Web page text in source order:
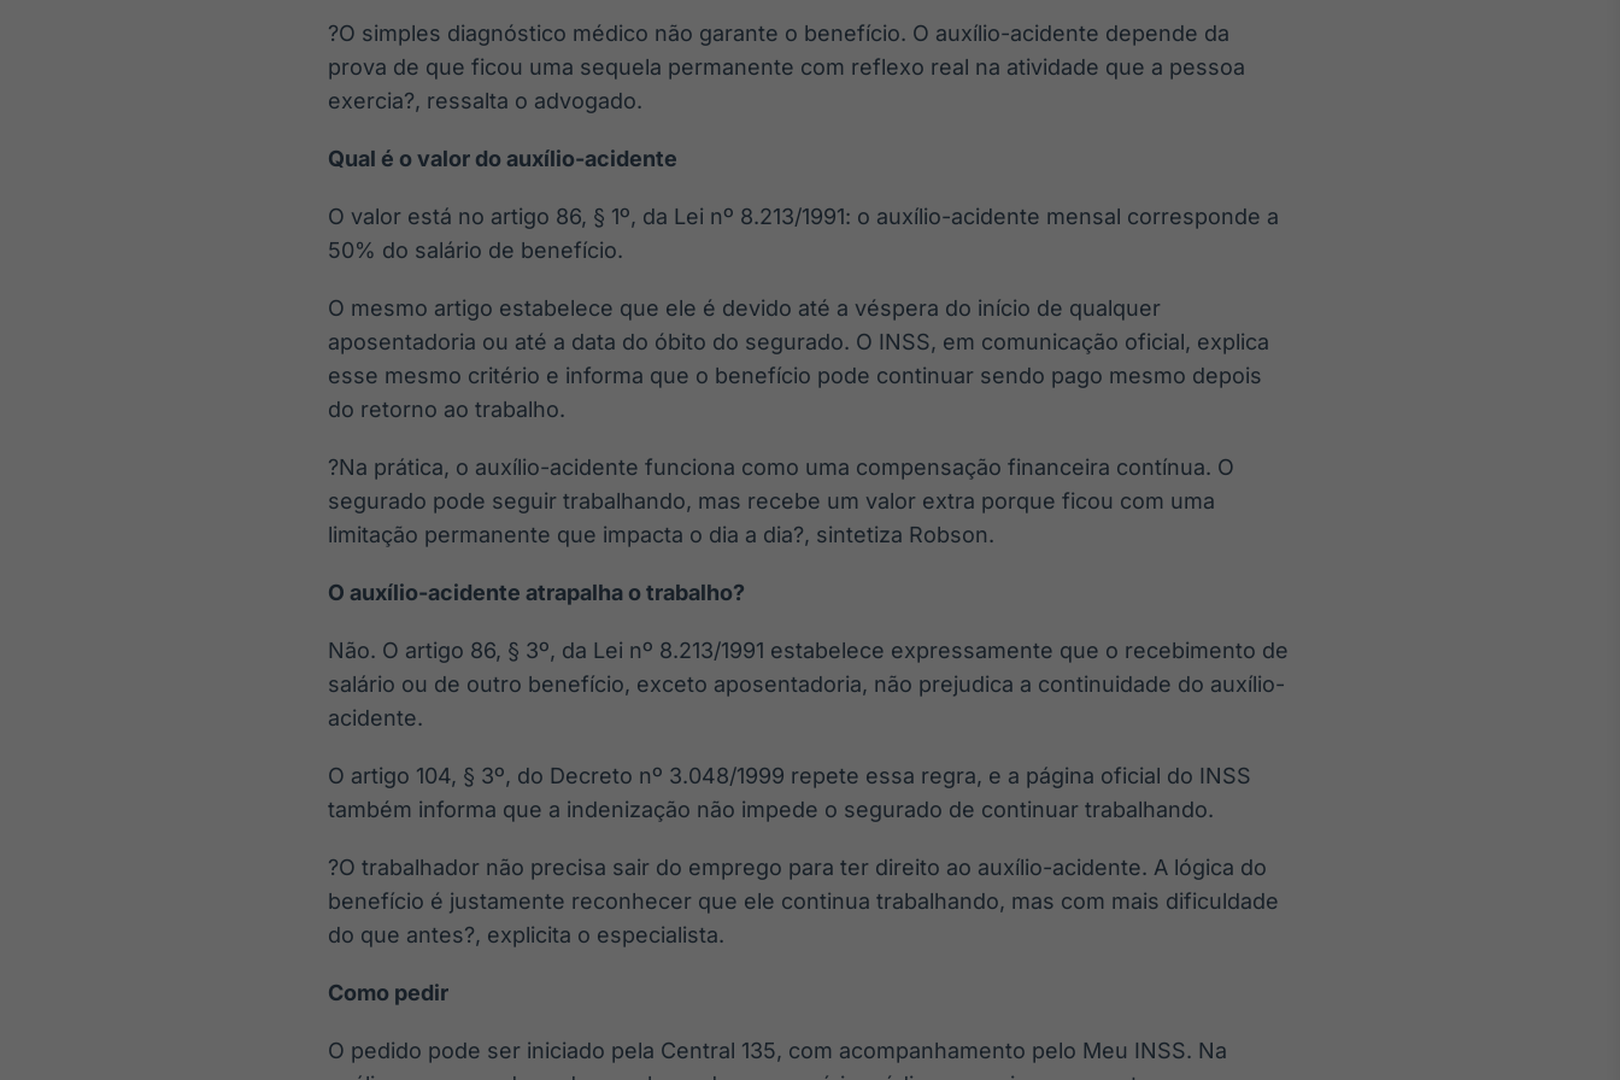
?O simples diagnóstico médico não garante o benefício. O auxílio-acidente depende da
prova de que ficou uma sequela permanente com reflexo real na atividade que a pessoa
exercia?, ressalta o advogado.
Qual é o valor do auxílio-acidente
O valor está no artigo 86, § 1º, da Lei nº 8.213/1991: o auxílio-acidente mensal corresponde a
50% do salário de benefício.
O mesmo artigo estabelece que ele é devido até a véspera do início de qualquer
aposentadoria ou até a data do óbito do segurado. O INSS, em comunicação oficial, explica
esse mesmo critério e informa que o benefício pode continuar sendo pago mesmo depois
do retorno ao trabalho.
?Na prática, o auxílio-acidente funciona como uma compensação financeira contínua. O
segurado pode seguir trabalhando, mas recebe um valor extra porque ficou com uma
limitação permanente que impacta o dia a dia?, sintetiza Robson.
O auxílio-acidente atrapalha o trabalho?
Não. O artigo 86, § 3º, da Lei nº 8.213/1991 estabelece expressamente que o recebimento de
salário ou de outro benefício, exceto aposentadoria, não prejudica a continuidade do auxílio-
acidente.
O artigo 104, § 3º, do Decreto nº 3.048/1999 repete essa regra, e a página oficial do INSS
também informa que a indenização não impede o segurado de continuar trabalhando.
?O trabalhador não precisa sair do emprego para ter direito ao auxílio-acidente. A lógica do
benefício é justamente reconhecer que ele continua trabalhando, mas com mais dificuldade
do que antes?, explicita o especialista.
Como pedir
O pedido pode ser iniciado pela Central 135, com acompanhamento pelo Meu INSS. Na